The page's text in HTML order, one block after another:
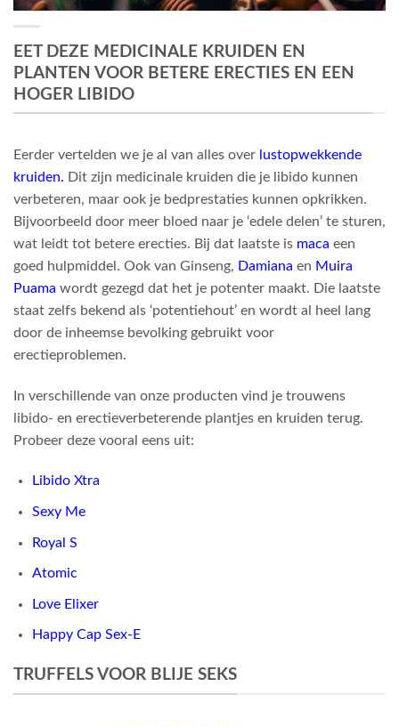
EET DEZE MEDICINALE KRUIDEN EN
PLANTEN VOOR BETERE ERECTIES EN EEN
HOGER LIBIDO
Eerder vertelden we je al van alles over lustopwekkende
kruiden. Dit zijn medicinale kruiden die je libido kunnen
verbeteren, maar ook je bedprestaties kunnen opkrikken.
Bijvoorbeeld door meer bloed naar je ‘edele delen’ te sturen,
wat leidt tot betere erecties. Bij dat laatste is maca een
goed hulpmiddel. Ook van Ginseng, Damiana en Muira
Puama wordt gezegd dat het je potenter maakt. Die laatste
staat zelfs bekend als ‘potentiehout’ en wordt al heel lang
door de inheemse bevolking gebruikt voor
erectieproblemen.
In verschillende van onze producten vind je trouwens
libido- en erectieverbeterende plantjes en kruiden terug.
Probeer deze vooral eens uit:
Libido Xtra
Sexy Me
Royal S
Atomic
Love Elixer
Happy Cap Sex-E
TRUFFELS VOOR BLIJE SEKS